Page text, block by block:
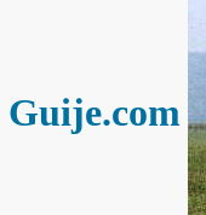
Guije.com